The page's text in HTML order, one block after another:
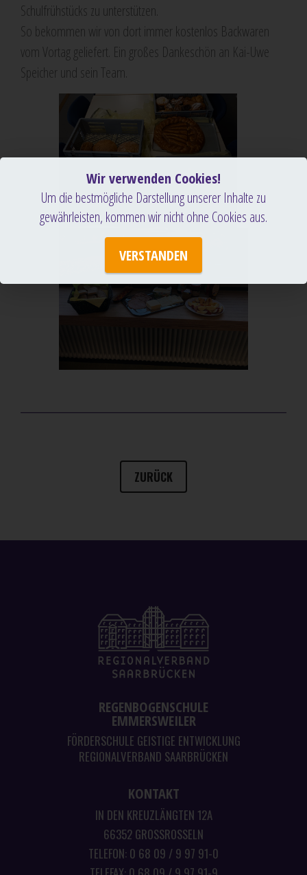
Schulfrühstücks zu unterstützen.
So bekommen wir von dort immer kostenlos Backwaren
vom Vortag geliefert. Ein großes Dankeschön an Kai-Uwe
Speicher und sein Team.
ZURÜCK
REGENBOGENSCHULE
EMMERSWEILER
FÖRDERSCHULE GEISTIGE ENTWICKLUNG
REGIONALVERBAND SAARBRÜCKEN
KONTAKT
IN DEN KREUZLÄNGTEN 12A
66352 GROSSROSSELN
TELEFON: 0 68 09 / 9 97 91-0
Wir verwenden Cookies!
Um die bestmögliche Darstellung unserer Inhalte zu
gewährleisten, kommen wir nicht ohne Cookies aus.
VERSTANDEN